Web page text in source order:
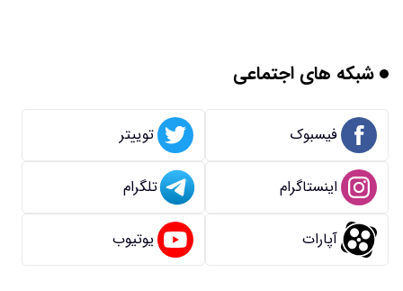
شبکه های اجتماعی
فیسبوک توییتر
اینستاگرام تلگرام
آپارات یوتیوب